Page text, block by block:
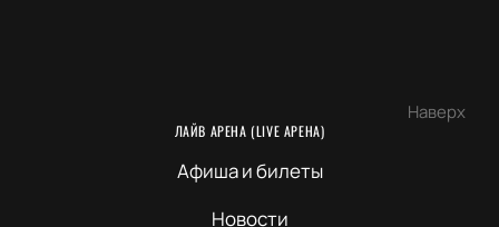
Наверх
ЛАЙВ АРЕНА (LIVE АРЕНА)
Афиша и билеты
Новости